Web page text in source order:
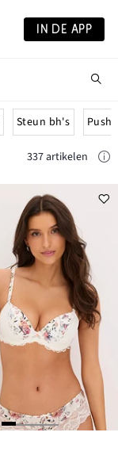
IN DE APP
je?
Steun bh's Push
337 artikelen